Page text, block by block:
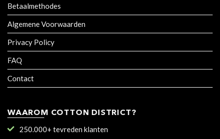
Betaalmethodes
Algemene Voorwaarden
Privacy Policy
FAQ
Contact
WAAROM COTTON DISTRICT?
250.000+ tevreden klanten